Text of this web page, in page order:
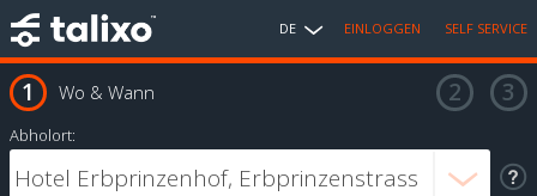
DE EINLOGGEN SELF SERVICE
Wo & Wann
Abholort: